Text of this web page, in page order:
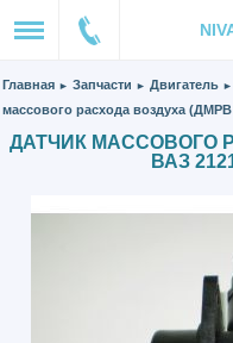
Главная ► Запчасти ► Двигатель ►
массового расхода воздуха (ДМРВ
ДАТЧИК МАССОВОГО
ВАЗ